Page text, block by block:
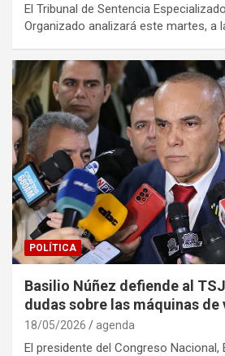
El Tribunal de Sentencia
Organizado analizará este martes, a
POLÍTICA
Basilio Núñez defiende al
dudas sobre las máquinas
18/05/2026 agenda
El presidente del Congreso Nacional,